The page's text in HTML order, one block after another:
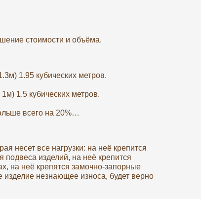
стоимости и объёма.
1.95 кубических метров.
1.5 кубических метров.
всего на 20%…
несет все нагрузки: на неё крепится
изделий, на неё крепится
на неё крепятся замочно-запорные
незнающее износа, будет верно